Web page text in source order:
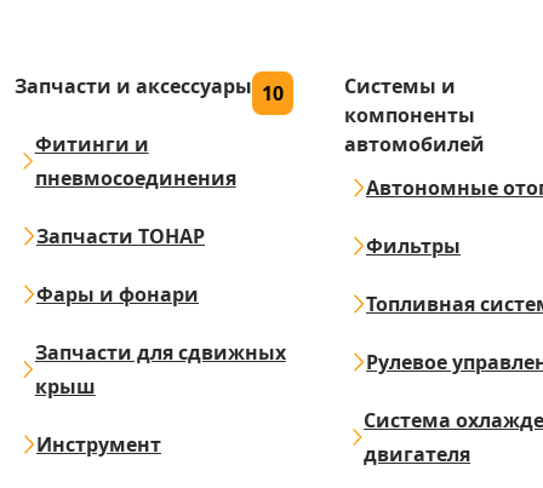
Запчасти и аксессуары 10
Фитинги и
пневмосоединения
Запчасти ТОНАР
Фары и фонари
Запчасти для сдвижных
крыш
Инструмент
Системы и
компоненты
автомобилей
Автономные
Фильтры
Топливная
Рулевое
Система
двигателя